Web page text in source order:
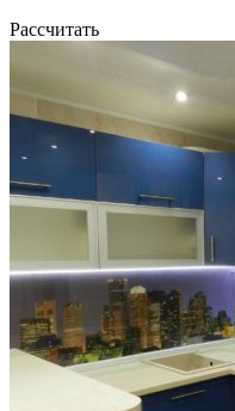
Рассчитать